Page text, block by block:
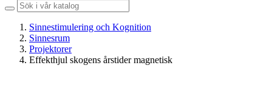
Sinnestimulering och Kognition
Sinnesrum
Projektorer
Effekthjul skogens årstider magnetisk